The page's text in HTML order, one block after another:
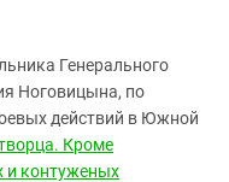
Генерального
Ноговицына, по
действий в Южной
Кроме
и контуженых